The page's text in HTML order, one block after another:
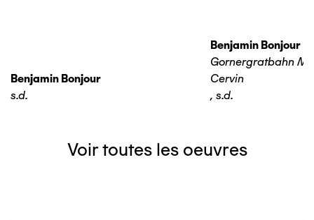
Benjamin Bonjour
s.d.
Benjamin Bonjour
Gornergratbahn
Cervin
, s.d.
Voir toutes les oeuvres